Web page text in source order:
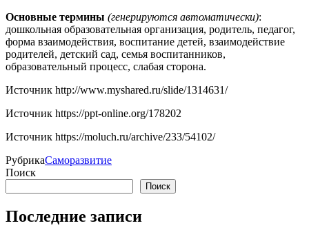
Основные термины (генерируются автоматически):
дошкольная образовательная организация, родитель, педагог,
форма взаимодействия, воспитание детей, взаимодействие
родителей, детский сад, семья воспитанников,
образовательный процесс, слабая сторона.
Источник http://www.myshared.ru/slide/1314631/
Источник https://ppt-online.org/178202
Источник https://moluch.ru/archive/233/54102/
РубрикаСаморазвитие
Поиск
Поиск
Последние записи